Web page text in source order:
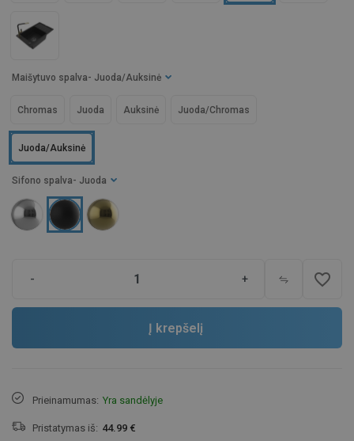
Sifono spalva - Juoda
Maišytuvo spalva - Juoda/Auksinė
Juoda
Chromas Auksinė Juoda/Chromas
Juoda/Auksinė
- + favorite_border
Į krepšelį
Prieinamumas: Yra sandėlyje
Pristatymas iš: 44.99 €